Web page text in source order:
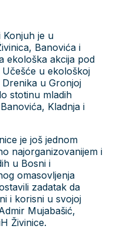
Konjuh je u
Banovića i
ekološka akcija pod
Učešće u ekološkoj
u Gronjoj
stotinu mladih
Kladnja i
je još jednom
najorganizovanijem i
u Bosni i
omasovljenja
zadatak da
i korisni u svojoj
Mujabašić,
Živinice.